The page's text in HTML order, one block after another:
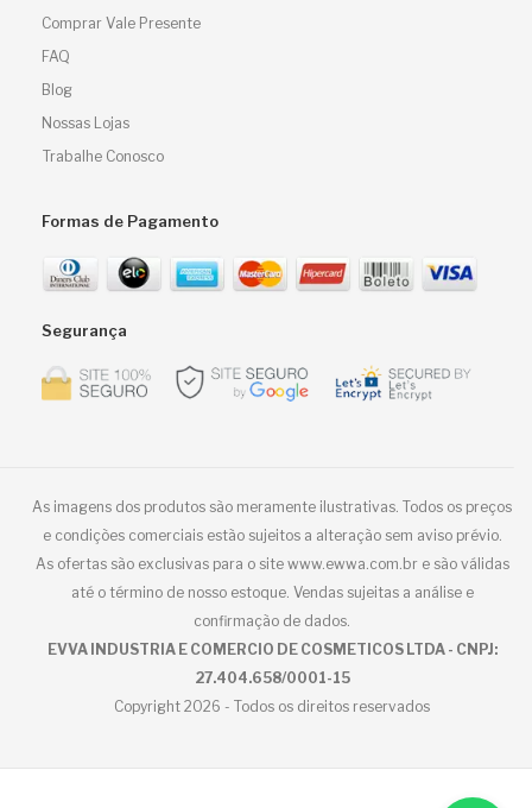
Comprar Vale Presente
FAQ
Blog
Nossas Lojas
Trabalhe Conosco
Formas de Pagamento
Segurança
As imagens dos produtos são meramente ilustrativas. Todos os preços
e condições comerciais estão sujeitos a alteração sem aviso prévio.
As ofertas são exclusivas para o site www.ewwa.com.br e são válidas
até o término de nosso estoque. Vendas sujeitas a análise e
confirmação de dados.
EVVA INDUSTRIA E COMERCIO DE COSMETICOS LTDA - CNPJ:
27.404.658/0001-15
Copyright 2026 - Todos os direitos reservados